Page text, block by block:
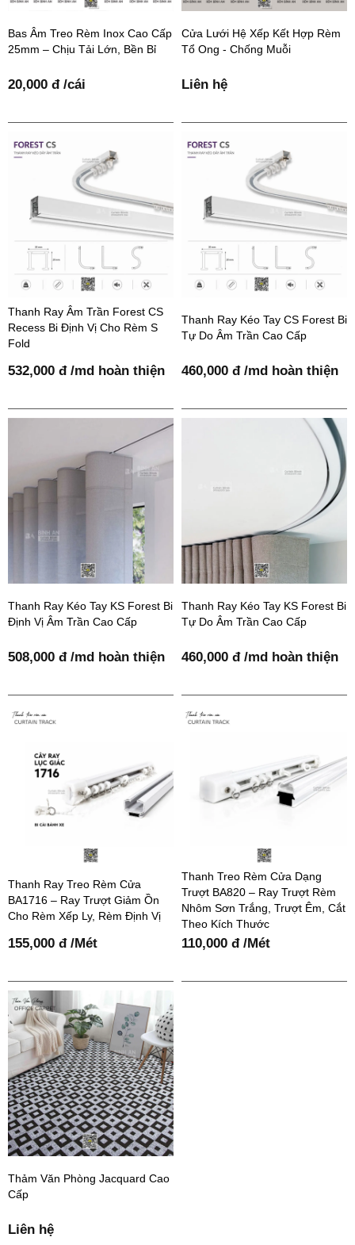
Bas Âm Treo Rèm Inox Cao Cấp
25mm – Chịu Tải Lớn, Bền Bỉ
20,000 đ /cái
Cửa Lưới Hệ Xếp Kết Hợp Rèm
Tổ Ong - Chống Muỗi
Liên hệ
Thanh Ray Âm Trần Forest CS
Recess Bi Định Vị Cho Rèm S
Fold
532,000 đ /md hoàn thiện
Thanh Ray Kéo Tay CS Forest Bi
Tự Do Âm Trần Cao Cấp
460,000 đ /md hoàn thiện
Thanh Ray Kéo Tay KS Forest Bi
Định Vị Âm Trần Cao Cấp
508,000 đ /md hoàn thiện
Thanh Ray Kéo Tay KS Forest Bi
Tự Do Âm Trần Cao Cấp
460,000 đ /md hoàn thiện
Thanh Ray Treo Rèm Cửa
BA1716 – Ray Trượt Giảm Ồn
Cho Rèm Xếp Ly, Rèm Định Vị
155,000 đ /Mét
Thanh Treo Rèm Cửa Dạng
Trượt BA820 – Ray Trượt Rèm
Nhôm Sơn Trắng, Trượt Êm, Cắt
Theo Kích Thước
110,000 đ /Mét
Thảm Văn Phòng Jacquard Cao
Cấp
Liên hệ